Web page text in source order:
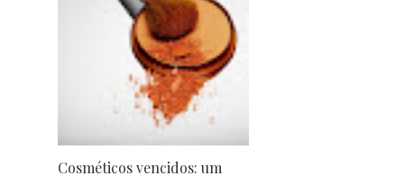
Cosméticos vencidos: um